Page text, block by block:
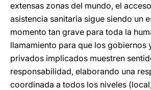
extensas zonas del mundo, el
asistencia sanitaria sigue siendo un
momento tan grave para toda la
llamamiento para que los gobiernos
privados implicados muestren
responsabilidad, elaborando una
coordinada a todos los niveles